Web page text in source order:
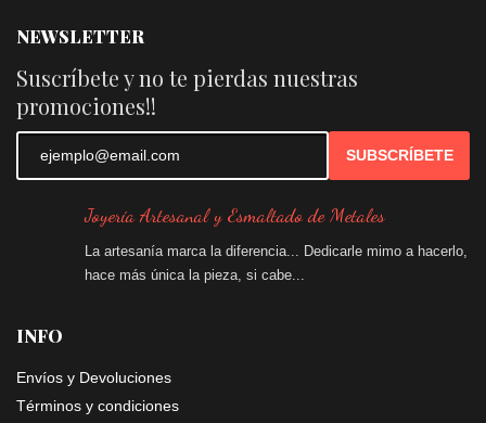
NEWSLETTER
Suscríbete y no te pierdas nuestras
promociones!!
SUBSCRÍBETE
Joyería Artesanal y Esmaltado de Metales
La artesanía marca la diferencia... Dedicarle mimo a hacerlo,
hace más única la pieza, si cabe...
INFO
Envíos y Devoluciones
Términos y condiciones